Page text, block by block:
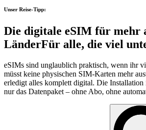
Unser Reise-Tipp:
Die digitale eSIM für mehr
LänderFür alle, die viel
eSIMs sind unglaublich praktisch, wenn ihr
müsst keine physischen SIM-Karten mehr
erledigt alles komplett digital. Die Installation
nur das Datenpaket – ohne Abo, ohne